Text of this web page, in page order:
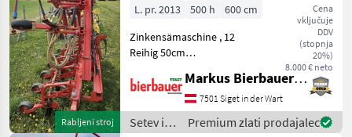
Rabljeni stroj
Cena
vključuje
DDV
(stopnja
20%)
8.000 € neto
L. pr. 2013 500 h
600 cm
Zinkensämaschine , 12
Reihig 50cm
črtalo Setev in nega
Sejalnica za neposredno
setev
Markus Bierbauer GmbH
7501 Siget in der Wart
Setev in
Premium zlati prodajalec